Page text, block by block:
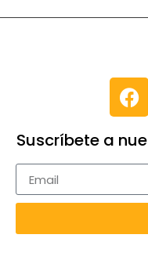
Suscríbete a